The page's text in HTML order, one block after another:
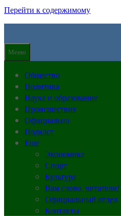
Перейти к содержимому
Меню
Общество
Политика
Наука и образование
Происшествия
Официально
Подкаст
Еще
Экономика
Спорт
Культура
Вам слово, читатели!
Официальный отдел
Контакты